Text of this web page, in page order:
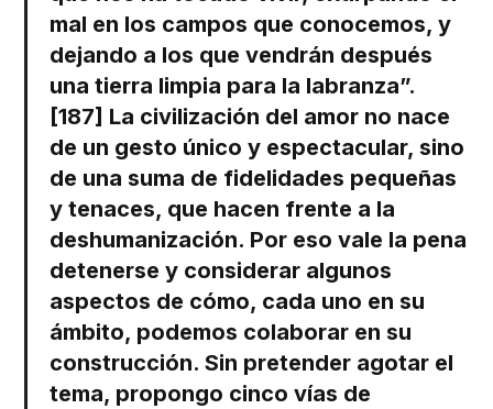
mal en los campos que conocemos, y
dejando a los que vendrán después
una tierra limpia para la labranza”.
[187] La civilización del amor no nace
de un gesto único y espectacular, sino
de una suma de fidelidades pequeñas
y tenaces, que hacen frente a la
deshumanización. Por eso vale la pena
detenerse y considerar algunos
aspectos de cómo, cada uno en su
ámbito, podemos colaborar en su
construcción. Sin pretender agotar el
tema, propongo cinco vías de